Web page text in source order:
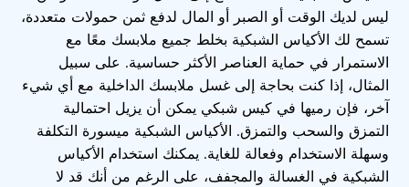
ليس لديك الوقت أو الصبر أو المال لدفع ثمن حمولات متعددة،
تسمح لك الأكياس الشبكية بخلط جميع ملابسك معًا مع
الاستمرار في حماية العناصر الأكثر حساسية. على سبيل
المثال، إذا كنت بحاجة إلى غسل ملابسك الداخلية مع أي شيء
آخر، فإن رميها في كيس شبكي يمكن أن يزيل احتمالية
التمزق والسحب والتمزق. الأكياس الشبكية ميسورة التكلفة
وسهلة الاستخدام وفعالة للغاية. يمكنك استخدام الأكياس
الشبكية في الغسالة والمجفف، على الرغم من أنك قد لا